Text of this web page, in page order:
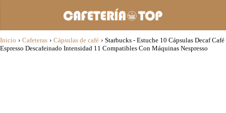
Inicio › Cafeteras › Cápsulas de café › Starbucks - Estuche 10 Cápsulas Decaf Café
Espresso Descafeinado Intensidad 11 Compatibles Con Máquinas Nespresso